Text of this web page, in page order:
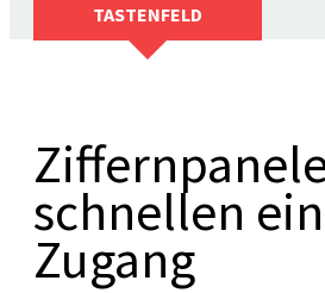
TASTENFELD
schnellen
Zugang